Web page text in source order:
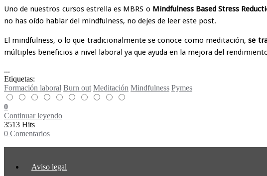
Uno de nuestros cursos estrella es MBRS o Mindfulness Based Stress
no has oído hablar del mindfulness, no dejes de leer este post.
El mindfulness, o lo que tradicionalmente se conoce como meditación,se
múltiples beneficios a nivel laboral ya que ayuda en la mejora del
...
Etiquetas:
Formación laboral Burn out Meditación Mindfulness Pymes
0
Continuar leyendo
3513 Hits
0 Comentarios
Aviso legal